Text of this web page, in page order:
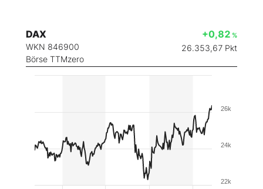
DAX
WKN 846900
Börse TTMzero
+0,82 %
26.353,67 Pkt
22k
24k
26k